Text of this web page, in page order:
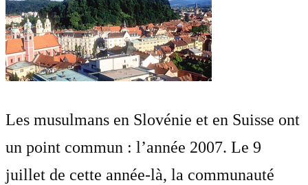
Les musulmans en Slovénie et en Suisse ont
un point commun : l’année 2007. Le 9
juillet de cette année-là, la communauté